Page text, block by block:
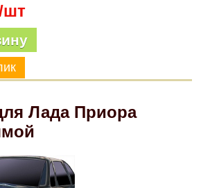
шт
Лада Приора